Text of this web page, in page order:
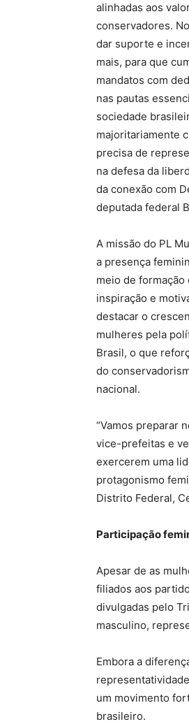
alinhadas aos
conservadores.
dar suporte e
mais, para que
mandatos com
nas pautas
sociedade
majoritariamente
precisa de
na defesa da
da conexão com
deputada federal
A missão do PL
a presença
meio de formação
inspiração e
destacar o
mulheres pela
Brasil, o que
do
nacional.
“Vamos preparar
vice-prefeitas e
exercerem uma
protagonismo
Distrito Federal,
Participação
Apesar de as
filiados aos
divulgadas pelo
masculino,
Embora a
um movimento
brasileiro.